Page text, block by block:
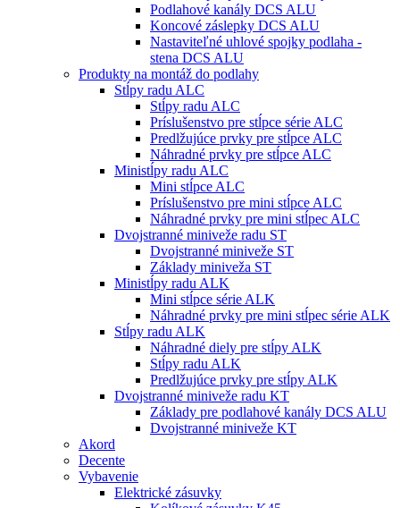
Podlahové kanály DCS ALU
Koncové záslepky DCS ALU
Nastaviteľné uhlové spojky podlaha -
stena DCS ALU
Produkty na montáž do podlahy
Stĺpy radu ALC
Stĺpy radu ALC
Príslušenstvo pre stĺpce série ALC
Predlžujúce prvky pre stĺpce ALC
Náhradné prvky pre stĺpce ALC
Ministĺpy radu ALC
Mini stĺpce ALC
Príslušenstvo pre mini stĺpce ALC
Náhradné prvky pre mini stĺpec ALC
Dvojstranné miniveže radu ST
Dvojstranné miniveže ST
Základy miniveža ST
Ministĺpy radu ALK
Mini stĺpce série ALK
Náhradné prvky pre mini stĺpec série ALK
Stĺpy radu ALK
Náhradné diely pre stĺpy ALK
Stĺpy radu ALK
Predlžujúce prvky pre stĺpy ALK
Dvojstranné miniveže radu KT
Základy pre podlahové kanály DCS ALU
Dvojstranné miniveže KT
Akord
Decente
Vybavenie
Elektrické zásuvky